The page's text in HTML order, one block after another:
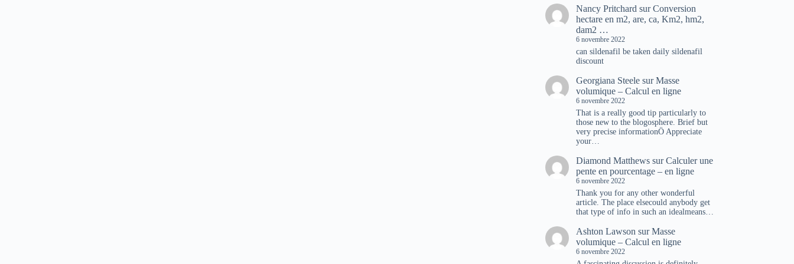
Nancy Pritchard surConversion
hectare en m2, are, ca, Km2, hm2,
dam2 …
6 novembre 2022
can sildenafil be taken daily sildenafil
discount
Georgiana Steele surMasse
volumique – Calcul en ligne
6 novembre 2022
That is a really good tip particularly to
those new to the blogosphere. Brief but
very precise informationÖ Appreciate
your…
Diamond Matthews surCalculer une
pente en pourcentage – en ligne
6 novembre 2022
Thank you for any other wonderful
article. The place elsecould anybody get
that type of info in such an idealmeans…
Ashton Lawson surMasse
volumique – Calcul en ligne
6 novembre 2022